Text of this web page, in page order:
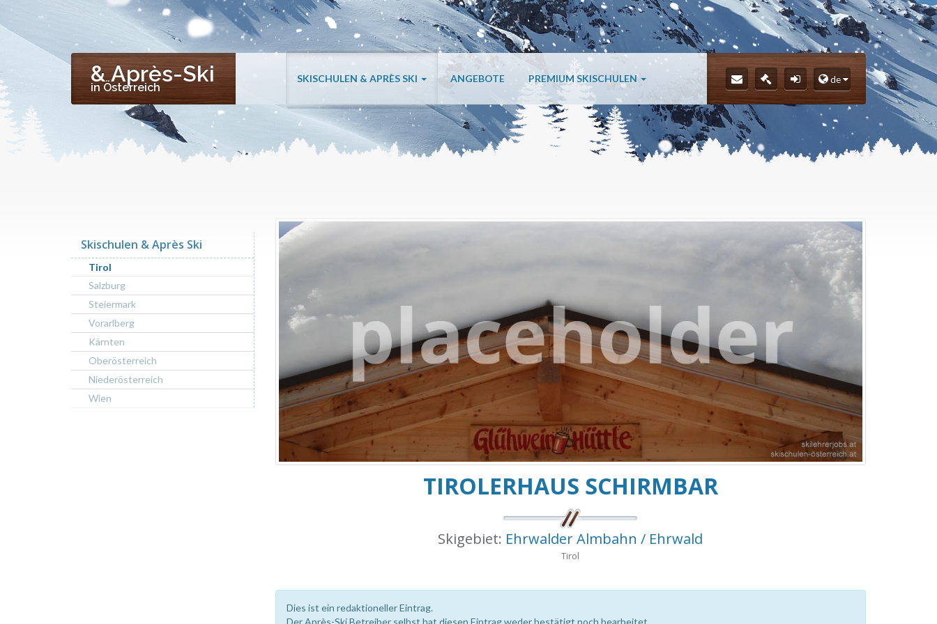
& Après-Ski
in Österreich
SKISCHULEN & APRÈS SKI ANGEBOTE PREMIUM SKISCHULEN de
TIROLERHAUS SCHIRMBAR
Skigebiet: Ehrwalder Almbahn / Ehrwald
Tirol
Dies ist ein redaktioneller Eintrag.
Skischulen & Après Ski
Tirol
Salzburg
Steiermark
Vorarlberg
Kärnten
Oberösterreich
Niederösterreich
Wien